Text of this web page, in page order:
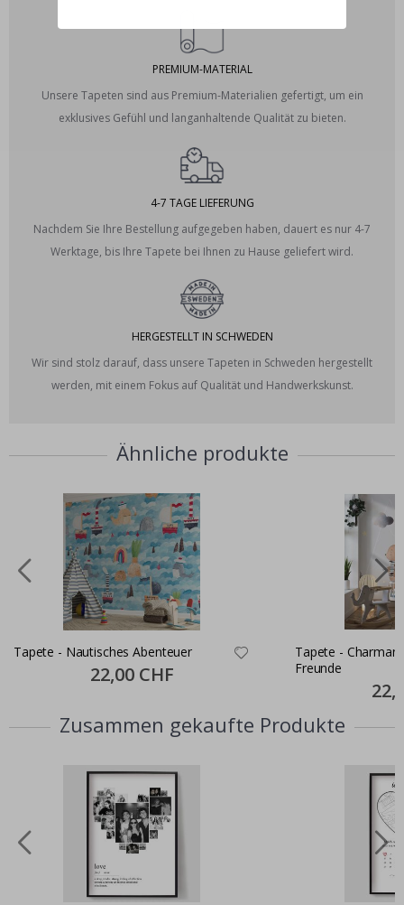
PREMIUM-MATERIAL
Unsere Tapeten sind aus Premium-Materialien gefertigt, um ein
exklusives Gefühl und langanhaltende Qualität zu bieten.
4-7 TAGE LIEFERUNG
Nachdem Sie Ihre Bestellung aufgegeben haben, dauert es nur 4-7
Werktage, bis Ihre Tapete bei Ihnen zu Hause geliefert wird.
HERGESTELLT IN SCHWEDEN
Wir sind stolz darauf, dass unsere Tapeten in Schweden hergestellt
werden, mit einem Fokus auf Qualität und Handwerkskunst.
Ähnliche produkte
Tapete - Nautisches Abenteuer
Special
Price
22,00 CHF
Tapete -
Freunde
Price
Zusammen gekaufte Produkte